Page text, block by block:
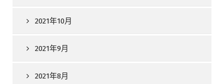
2021年10月
2021年9月
2021年8月